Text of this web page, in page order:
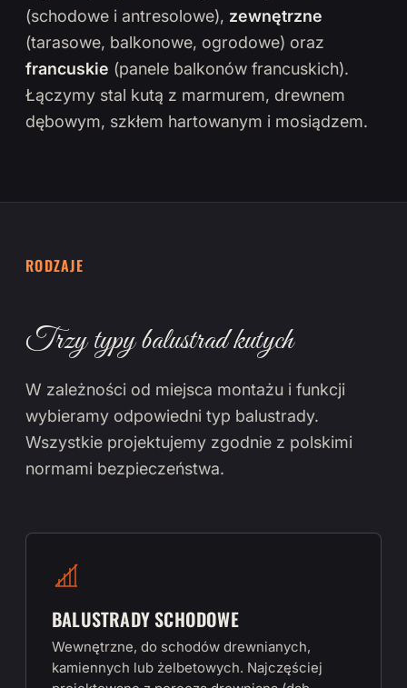
(schodowe i antresolowe), zewnętrzne
(tarasowe, balkonowe, ogrodowe) oraz
francuskie (panele balkonów francuskich).
Łączymy stal kutą z marmurem, drewnem
dębowym, szkłem hartowanym i mosiądzem.
RODZAJE
Trzy typy balustrad kutych
W zależności od miejsca montażu i funkcji
wybieramy odpowiedni typ balustrady.
Wszystkie projektujemy zgodnie z polskimi
normami bezpieczeństwa.
BALUSTRADY SCHODOWE
Wewnętrzne, do schodów drewnianych,
kamiennych lub żelbetowych. Najczęściej